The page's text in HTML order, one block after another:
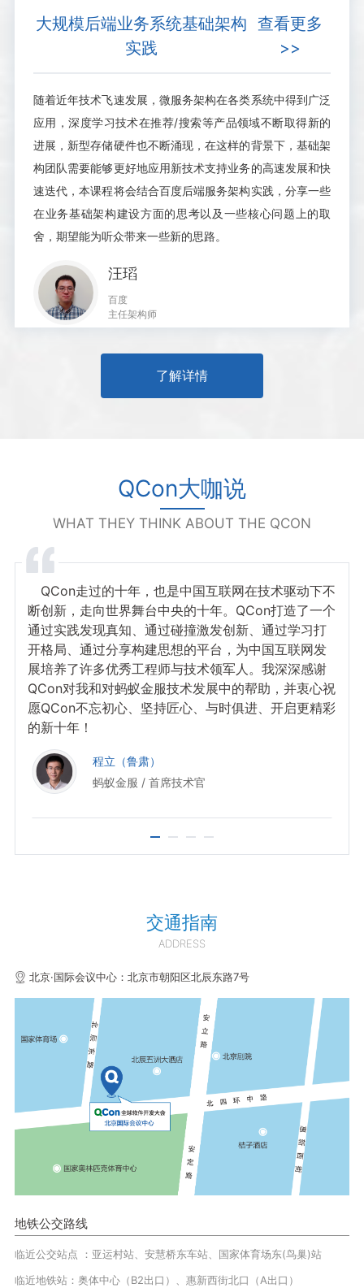
大规模后端业务系统基础架构
实践
查看更多
>>
随着近年技术飞速发展，微服务架构在各类系统中得到广泛
应用，深度学习技术在推荐/搜索等产品领域不断取得新的
进展，新型存储硬件也不断涌现，在这样的背景下，基础架
构团队需要能够更好地应用新技术支持业务的高速发展和快
速迭代，本课程将会结合百度后端服务架构实践，分享一些
在业务基础架构建设方面的思考以及一些核心问题上的取
舍，期望能为听众带来一些新的思路。
汪瑫
百度
主任架构师
了解详情
QCon大咖说
WHAT THEY THINK ABOUT THE QCON
QCon走过的十年，也是中国互联网在技术驱动下不
断创新，走向世界舞台中央的十年。QCon打造了一个
通过实践发现真知、通过碰撞激发创新、通过学习打
开格局、通过分享构建思想的平台，为中国互联网发
展培养了许多优秀工程师与技术领军人。我深深感谢
QCon对我和对蚂蚁金服技术发展中的帮助，并衷心祝
愿QCon不忘初心、坚持匠心、与时俱进、开启更精彩
的新十年！
程立（鲁肃）
蚂蚁金服 / 首席技术官
交通指南
ADDRESS
北京·国际会议中心：北京市朝阳区北辰东路7号
地铁公交路线
临近公交站点 ：亚运村站、安慧桥东车站、国家体育场东(鸟巢)站
临近地铁站：奥体中心（B2出口）、惠新西街北口（A出口）